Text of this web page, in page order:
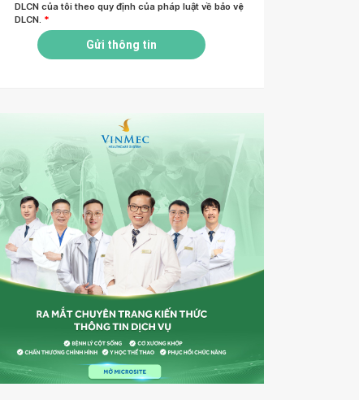
DLCN của tôi theo quy định của pháp luật về bảo vệ
DLCN. *
Gửi thông tin